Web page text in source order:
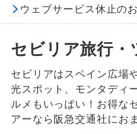
ウェブサービス休止の
セビリア旅行・
セビリアはスペイン広場
光スポット、モンタディ
ルメもいっぱい！お得な
アーなら阪急交通社にお
東海 グラナダ
コルドバ
年月
この月をすべて選択
年月
長期滞在
周遊
ロイヤルコレクション
その他